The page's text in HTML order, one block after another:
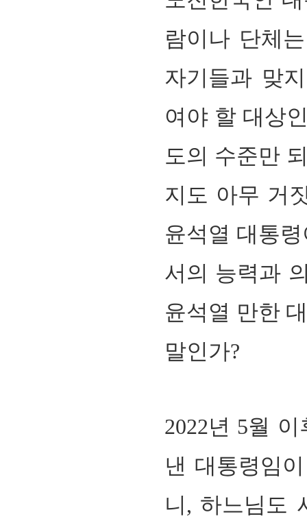
람이나 단체
자기들과 맞
여야 할 대상
도의 수준만
지도 아무 거
윤석열 대통
서의 능력과
윤석열 만한
말인가?
2022년 5월
낸 대통령임
니 , 하느님도